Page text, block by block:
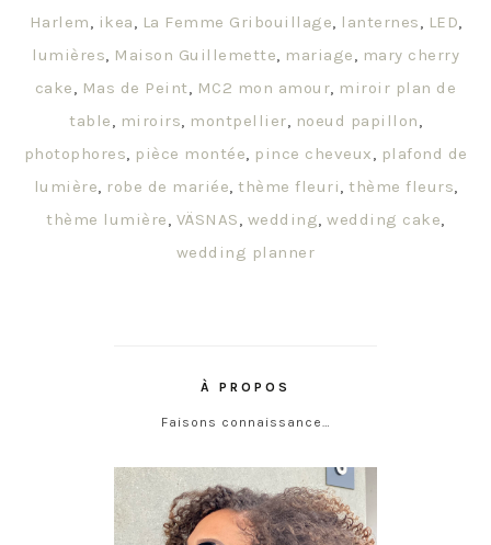
Harlem, ikea, La Femme Gribouillage, lanternes, LED,
lumières, Maison Guillemette, mariage, mary cherry
cake, Mas de Peint, MC2 mon amour, miroir plan de
table, miroirs, montpellier, noeud papillon,
photophores, pièce montée, pince cheveux, plafond de
lumière, robe de mariée, thème fleuri, thème fleurs,
thème lumière, VÄSNAS, wedding,wedding cake,
wedding planner
À PROPOS
Faisons connaissance…